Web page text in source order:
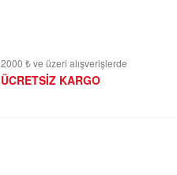
2000 ₺ ve üzeri alışverişlerde
ÜCRETSİZ KARGO